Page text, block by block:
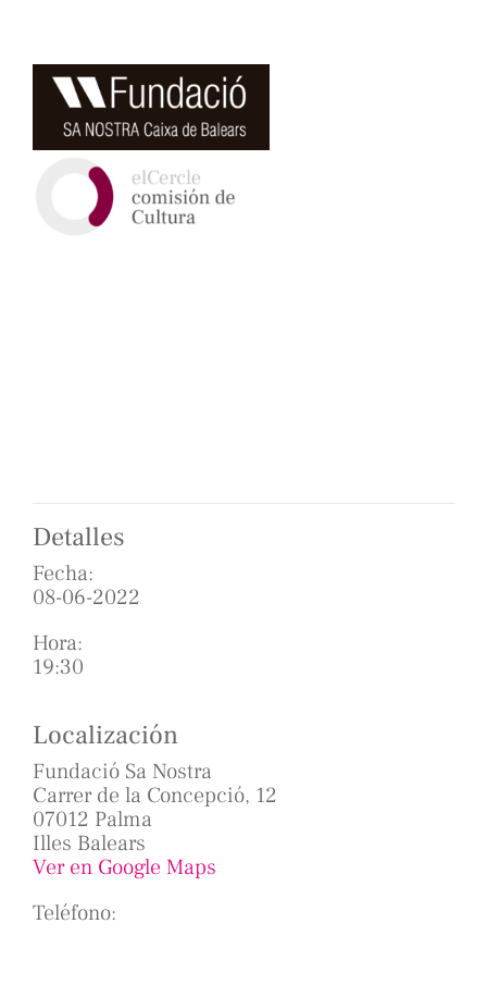
Detalles
Fecha:
08-06-2022
Hora:
19:30
Localización
Fundació Sa Nostra
Carrer de la Concepció, 12
07012 Palma
Illes Balears
Ver en Google Maps
Teléfono: